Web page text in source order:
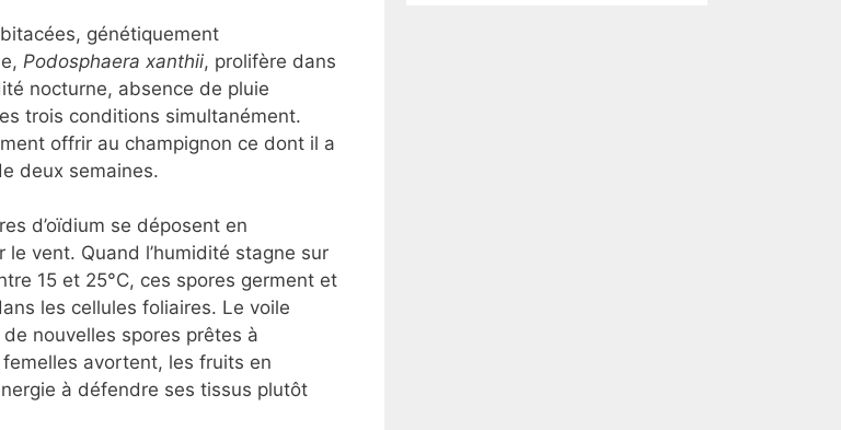
génétiquement
Podosphaera xanthii, prolifère dans
nocturne, absence de pluie
trois conditions simultanément.
offrir au champignon ce dont il a
deux semaines.
d’oïdium se déposent en
vent. Quand l’humidité stagne sur
15 et 25°C, ces spores germent et
les cellules foliaires. Le voile
nouvelles spores prêtes à
avortent, les fruits en
à défendre ses tissus plutôt